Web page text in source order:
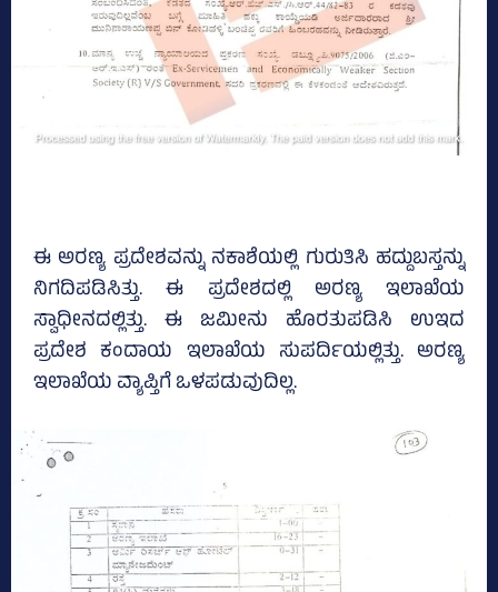
ಈ ಅರಣ್ಯ ಪ್ರದೇಶವನ್ನು ನಕಾಶೆಯಲ್ಲಿ ಗುರುತಿಸಿ ಹದ್ದುಬಸ್ತನ್ನು
ನಿಗದಿಪಡಿಸಿತ್ತು. ಈ ಪ್ರದೇಶದಲ್ಲಿ ಅರಣ್ಯ ಇಲಾಖೆಯ
ಸ್ವಾಧೀನದಲ್ಲಿತ್ತು. ಈ ಜಮೀನು ಹೊರತುಪಡಿಸಿ ಉಇದ
ಪ್ರದೇಶ ಕಂದಾಯ ಇಲಾಖೆಯ ಸುಪರ್ದಿಯಲ್ಲಿತ್ತು. ಅರಣ್ಯ
ಇಲಾಖೆಯ ವ್ಯಾಪ್ತಿಗೆ ಒಳಪಡುವುದಿಲ್ಲ.